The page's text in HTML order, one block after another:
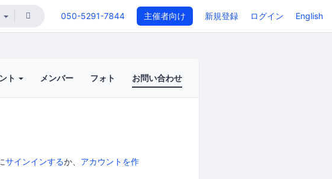
050-5291-7844 主催者向け 新規登録 ログイン English
ト メンバー フォト お問い合わせ
サインインするか、 アカウントを作